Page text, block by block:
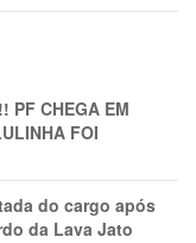
PF CHEGA EM
FOI
do cargo após
da Lava Jato